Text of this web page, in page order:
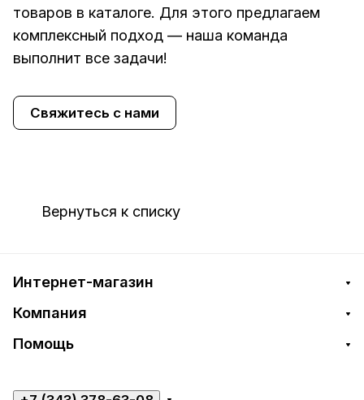
товаров в каталоге. Для этого предлагаем
комплексный подход — наша команда
выполнит все задачи!
Свяжитесь с нами
Вернуться к списку
Интернет-магазин
Компания
Помощь